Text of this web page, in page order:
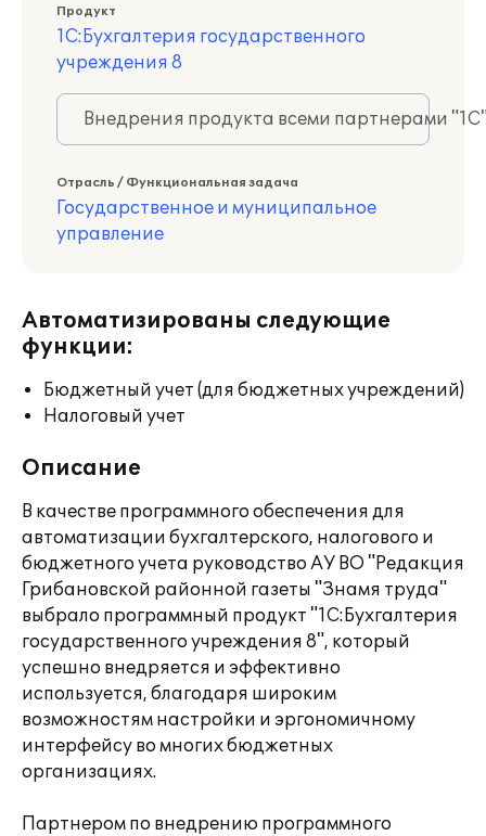
Продукт
1С:Бухгалтерия государственного
учреждения 8
Внедрения продукта всеми партнерами
Отрасль / Функциональная задача
Государственное и муниципальное
управление
Автоматизированы следующие
функции:
Бюджетный учет (для бюджетных учреждений)
Налоговый учет
Описание
В качестве программного обеспечения для
автоматизации бухгалтерского, налогового и
бюджетного учета руководство АУ ВО "Редакция
Грибановской районной газеты "Знамя труда"
выбрало программный продукт "1С:Бухгалтерия
государственного учреждения 8", который
успешно внедряется и эффективно
используется, благодаря широким
возможностям настройки и эргономичному
интерфейсу во многих бюджетных
организациях.
Партнером по внедрению программного